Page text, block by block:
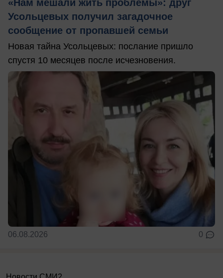
«Нам мешали жить проблемы»: друг
Усольцевых получил загадочное
сообщение от пропавшей семьи
Новая тайна Усольцевых: послание пришло
спустя 10 месяцев после исчезновения.
06.08.2026 0